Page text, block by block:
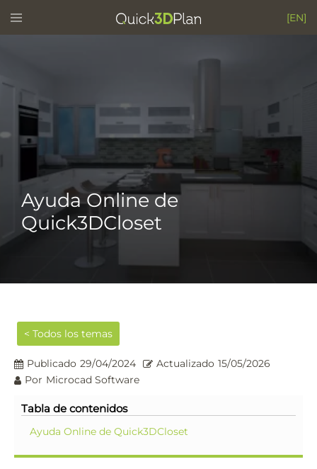
Toggle
menu [EN]
Ayuda Online de
Quick3DCloset
< Todos los temas
Publicado 29/04/2024 Actualizado 15/05/2026
Por Microcad Software
Tabla de contenidos
Ayuda Online de Quick3DCloset